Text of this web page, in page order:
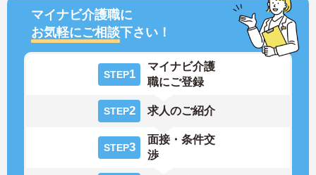
マイナビ介護職に
お気軽にご相談下さい！
STEP1
マイナビ介護
職にご登録
STEP2 求人のご紹介
STEP3
面接・条件交
渉